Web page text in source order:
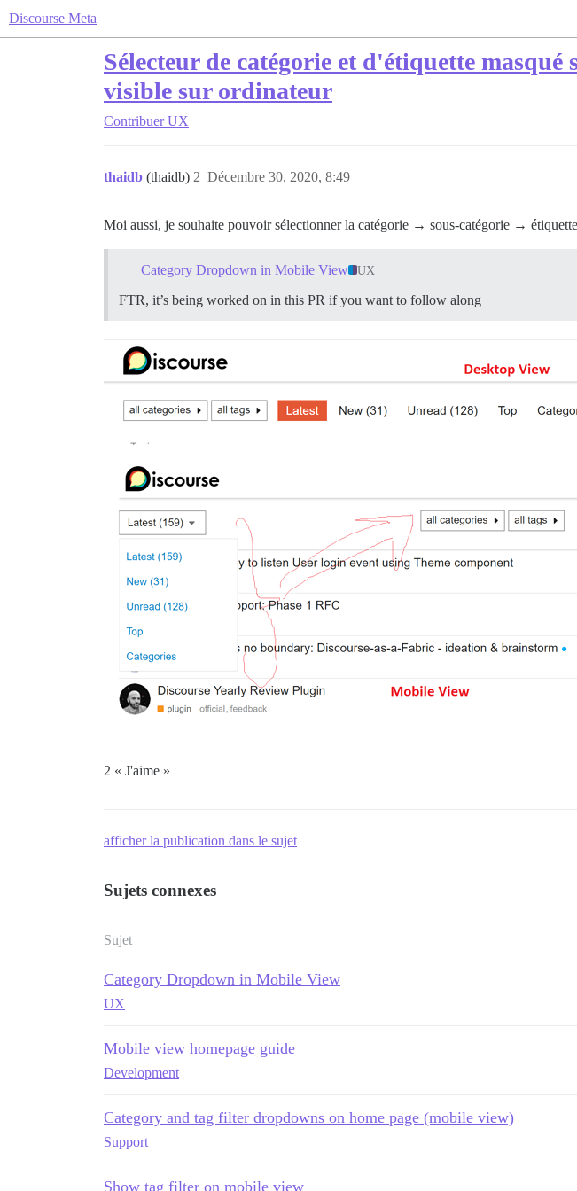
Discourse Meta
Sélecteur de catégorie et d'étiquette
visible sur ordinateur
Contribuer UX
thaidb (thaidb) Décembre 30, 2020, 8:49
2
Moi aussi, je souhaite pouvoir sélectionner la catégorie → sous-catégorie →
Category Dropdown in Mobile View UX
FTR, it’s being worked on in this PR if you want to follow along
2 « J'aime »
afficher la publication dans le sujet
Sujets connexes
Sujet
Category Dropdown in Mobile View
UX
Mobile view homepage guide
Development
Category and tag filter dropdowns on home page (mobile view)
Support
Show tag filter on mobile view